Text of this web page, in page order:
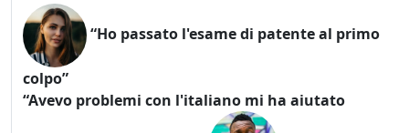
“Ho passato l'esame di patente al primo
colpo”
“Avevo problemi con l'italiano mi ha aiutato